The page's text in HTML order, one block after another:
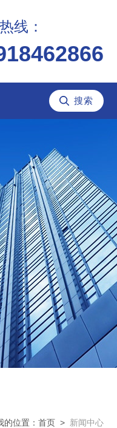
线：
的位置： 首页 > 新闻中心